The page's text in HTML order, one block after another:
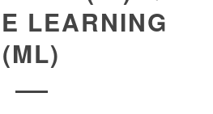
LEARNING
(ML)